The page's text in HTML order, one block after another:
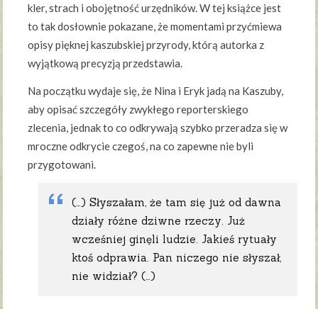
kler, strach i obojętność urzędników. W tej książce jest
to tak dosłownie pokazane, że momentami przyćmiewa
opisy pięknej kaszubskiej przyrody, którą autorka z
wyjątkową precyzją przedstawia.
Na początku wydaje się, że Nina i Eryk jadą na Kaszuby,
aby opisać szczegóły zwykłego reporterskiego
zlecenia, jednak to co odkrywają szybko przeradza się w
mroczne odkrycie czegoś, na co zapewne nie byli
przygotowani.
(…) Słyszałam, że tam się już od dawna
działy różne dziwne rzeczy. Już
wcześniej ginęli ludzie. Jakieś rytuały
ktoś odprawia. Pan niczego nie słyszał,
nie widział? (…)